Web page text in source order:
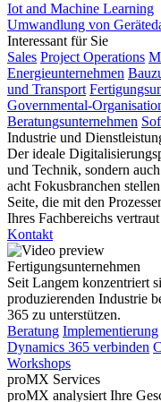
Iot and Machine Learning
Umwandlung von
Interessant für Sie
Sales Project Operations
Energieunternehmen
und Transport
Governmental-
Beratungsunternehmen
Industrie und
Der ideale
und Technik, sondern
acht Fokusbranchen
Seite, die mit den
Ihres Fachbereichs
Kontakt
Fertigungsunternehmen
Seit Langem konzentriert
produzierenden Industrie
365 zu unterstützen.
Beratung Implementierung
Dynamics 365 verbinden
Workshops
proMX Services
proMX analysiert Ihre